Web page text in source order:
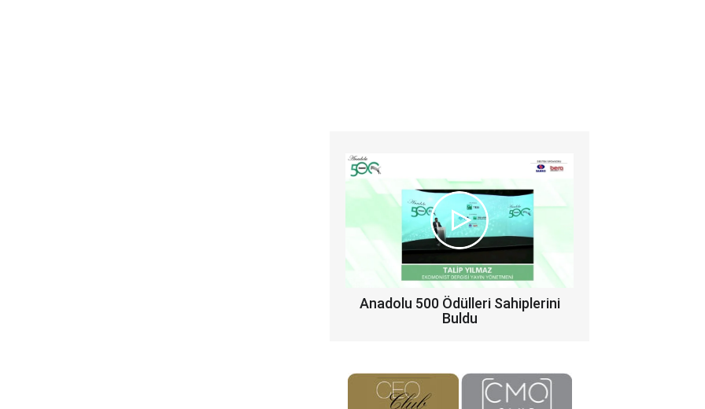
Anadolu 500 Ödülleri Sahiplerini
Buldu